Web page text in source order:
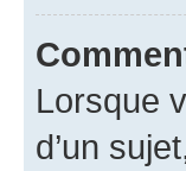
Lorsque
d’un